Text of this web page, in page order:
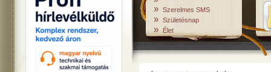
» Szerelmes SMS
» Születésnap
» Élet